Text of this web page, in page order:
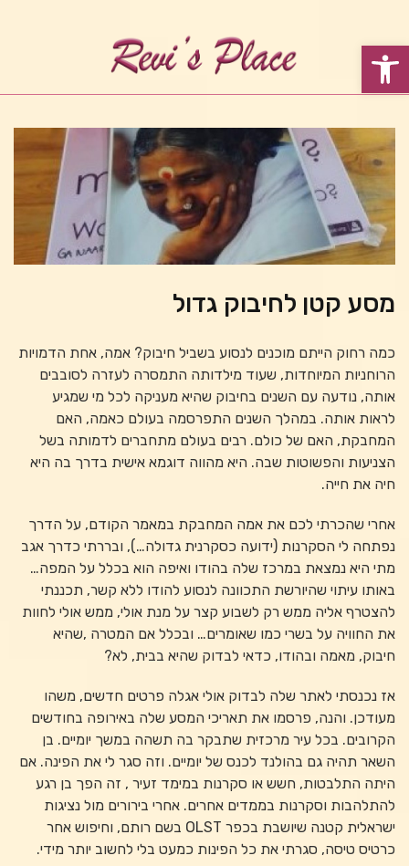
פתח סרגל נגישות
מסע קטן לחיבוק גדול
כמה רחוק הייתם מוכנים לנסוע בשביל חיבוק? אמה, אחת הדמויות
הרוחניות המיוחדות, שעוד מילדותה התמסרה לעזרה לסובבים
אותה, נודעה עם השנים בחיבוק שהיא מעניקה לכל מי שמגיע
לראות אותה. במהלך השנים התפרסמה בעולם כאמה, האם
המחבקת, האם של כולם. רבים בעולם מתחברים לדמותה בשל
הצניעות והפשוטות שבה. היא מהווה דוגמא אישית בדרך בה היא
חיה את חייה.
אחרי שהכרתי לכם את אמה המחבקת במאמר הקודם, על הדרך
נפתחה לי הסקרנות (ידועה כסקרנית גדולה…), ובררתי כדרך אגב
מתי היא נמצאת במרכז שלה בהודו ואיפה הוא בכלל על המפה…
באותו עיתוי שהיורשת התכוונה לנסוע להודו ללא קשר, תכננתי
להצטרף אליה ממש רק לשבוע קצר על מנת אולי, ממש אולי לחוות
את החוויה על בשרי כמו שאומרים… ובכלל אם המטרה ,שהיא
חיבוק, מאמה ובהודו, כדאי לבדוק שהיא בבית, לא?
אז נכנסתי לאתר שלה לבדוק אולי אגלה פרטים חדשים, משהו
מעודכן. והנה, פרסמו את תאריכי המסע שלה באירופה בחודשים
הקרובים. בכל עיר מרכזית שתבקר בה תשהה במשך יומיים. בן
השאר תהיה גם בהולנד לכנס של יומיים. וזה סגר לי את הפינה. אם
היתה התלבטות, חשש או סקרנות במימד זעיר , זה הפך בן רגע
להתלהבות וסקרנות בממדים אחרים. אחרי בירורים מול נציגות
ישראלית קטנה שיושבת בכפר OLST בשם רותם, וחיפוש אחר
כרטיס טיסה, סגרתי את כל הפינות כמעט בלי לחשוב יותר מידי.